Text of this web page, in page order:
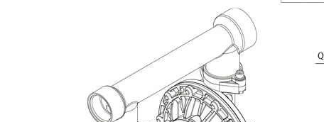
被拉回中心体这个动作使
当膜片之运动完成时，空气阀再次引导空气至空气室
之背
的两个膜片各自完成了一个空气排放或流体排放的过程。这构
自吸状态。